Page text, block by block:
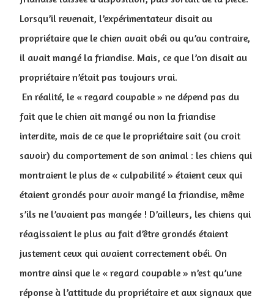
Lorsqu’il revenait, l’expérimentateur disait au
propriétaire que le chien avait obéi ou qu’au contraire,
il avait mangé la friandise. Mais, ce que l’on disait au
propriétaire n’était pas toujours vrai.
En réalité, le « regard coupable » ne dépend pas du
fait que le chien ait mangé ou non la friandise
interdite, mais de ce que le propriétaire sait (ou croit
savoir) du comportement de son animal : les chiens qui
montraient le plus de « culpabilité » étaient ceux qui
étaient grondés pour avoir mangé la friandise, même
s’ils ne l’avaient pas mangée ! D’ailleurs, les chiens qui
réagissaient le plus au fait d’être grondés étaient
justement ceux qui avaient correctement obéi. On
montre ainsi que le « regard coupable » n’est qu’une
réponse à l’attitude du propriétaire et aux signaux que